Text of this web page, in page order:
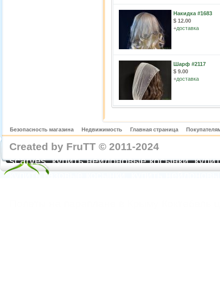
Накидка #1683
$ 12.00
+доставка
Шарф #2117
$ 9.00
+доставка
Безопасность магазина Недвижимость Главная страница
Created by FruTT © 2011-2024
scarves, купить нейлоновые косынки,
купить газовые косынки, купить